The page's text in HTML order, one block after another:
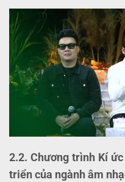
2.2. Chương trình Kí
triển của ngành âm